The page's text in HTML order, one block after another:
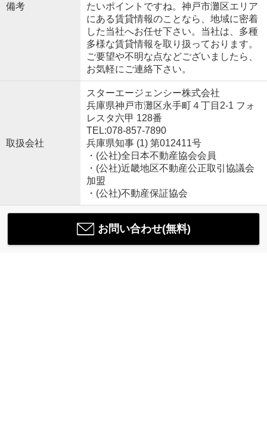
備考
たいポイントですね。神戸市灘区エリア
にある賃貸情報のことなら、地域に密着
した当社へお任せ下さい。当社は、多種
多様な賃貸情報を取り扱っております。
ご要望や不明な点などございましたら、
お気軽にご連絡下さい。
取扱会社
スターエージェンシー株式会社
兵庫県神戸市灘区永手町４丁目2-1 フォ
レスタ六甲 128番
TEL:078-857-7890
兵庫県知事 (1) 第012411号
・(公社)全日本不動産協会会員
・(公社)近畿地区不動産公正取引協議会
加盟
・(公社)不動産保証協会
お問い合わせ(無料)